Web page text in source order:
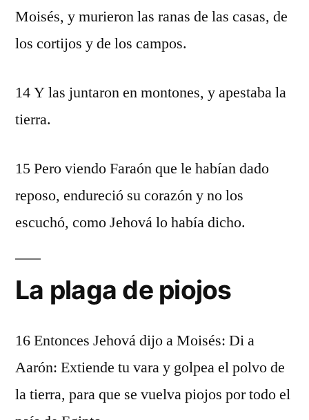
Moisés, y murieron las ranas de las casas, de
los cortijos y de los campos.
14 Y las juntaron en montones, y apestaba la
tierra.
15 Pero viendo Faraón que le habían dado
reposo, endureció su corazón y no los
escuchó, como Jehová lo había dicho.
La plaga de piojos
16 Entonces Jehová dijo a Moisés: Di a
Aarón: Extiende tu vara y golpea el polvo de
la tierra, para que se vuelva piojos por todo el